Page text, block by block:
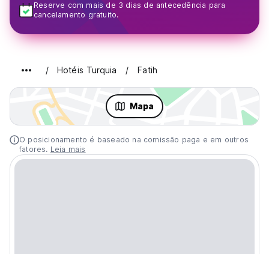
Reserve com mais de 3 dias de antecedência para
cancelamento gratuito.
Hotéis Turquia Fatih
Mapa
O posicionamento é baseado na comissão paga e em outros
fatores. Leia mais